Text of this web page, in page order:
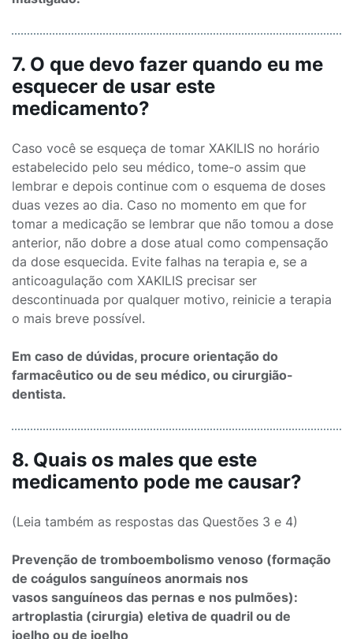
7. O que devo fazer quando eu me
esquecer de usar este
medicamento?
Caso você se esqueça de tomar XAKILIS no horário
estabelecido pelo seu médico, tome-o assim que
lembrar e depois continue com o esquema de doses
duas vezes ao dia. Caso no momento em que for
tomar a medicação se lembrar que não tomou a dose
anterior, não dobre a dose atual como compensação
da dose esquecida. Evite falhas na terapia e, se a
anticoagulação com XAKILIS precisar ser
descontinuada por qualquer motivo, reinicie a terapia
o mais breve possível.
Em caso de dúvidas, procure orientação do
farmacêutico ou de seu médico, ou cirurgião-
dentista.
8. Quais os males que este
medicamento pode me causar?
(Leia também as respostas das Questões 3 e 4)
Prevenção de tromboembolismo venoso (formação
de coágulos sanguíneos anormais nos
vasos sanguíneos das pernas e nos pulmões):
artroplastia (cirurgia) eletiva de quadril ou de
joelho ou de joelho